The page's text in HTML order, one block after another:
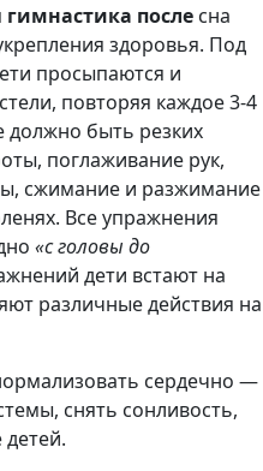
гимнастика после сна
здоровья. Под
просыпаются и
повторяя каждое 3-4
должно быть резких
поглаживание рук,
сжимание и разжимание
Все упражнения
«с головы до
дети встают на
различные действия на
сердечно —
снять сонливость,
детей.